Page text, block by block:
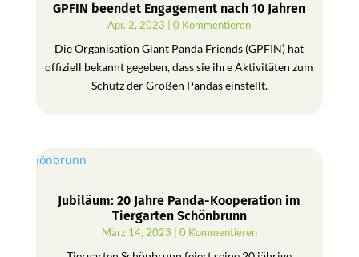
GPFIN beendet Engagement nach 10 Jahren
Apr. 2, 2023 | 0 Kommentieren
Die Organisation Giant Panda Friends (GPFIN) hat
offiziell bekannt gegeben, dass sie ihre Aktivitäten zum
Schutz der Großen Pandas einstellt.
Jubiläum: 20 Jahre Panda-Kooperation im
Tiergarten Schönbrunn
März 14, 2023 | 0 Kommentieren